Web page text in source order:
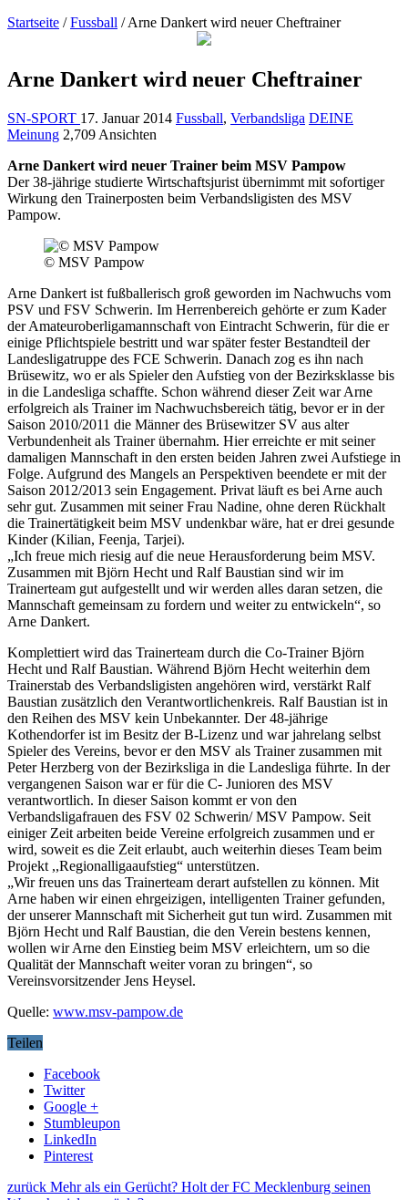
Startseite / Fussball / Arne Dankert wird neuer Cheftrainer
Arne Dankert wird neuer Cheftrainer
SN-SPORT 17. Januar 2014 Fussball, Verbandsliga DEINE
Meinung 2,709 Ansichten
Arne Dankert wird neuer Trainer beim MSV Pampow
Der 38-jährige studierte Wirtschaftsjurist übernimmt mit sofortiger
Wirkung den Trainerposten beim Verbandsligisten des MSV
Pampow.
© MSV Pampow
Arne Dankert ist fußballerisch groß geworden im Nachwuchs vom
PSV und FSV Schwerin. Im Herrenbereich gehörte er zum Kader
der Amateuroberligamannschaft von Eintracht Schwerin, für die er
einige Pflichtspiele bestritt und war später fester Bestandteil der
Landesligatruppe des FCE Schwerin. Danach zog es ihn nach
Brüsewitz, wo er als Spieler den Aufstieg von der Bezirksklasse bis
in die Landesliga schaffte. Schon während dieser Zeit war Arne
erfolgreich als Trainer im Nachwuchsbereich tätig, bevor er in der
Saison 2010/2011 die Männer des Brüsewitzer SV aus alter
Verbundenheit als Trainer übernahm. Hier erreichte er mit seiner
damaligen Mannschaft in den ersten beiden Jahren zwei Aufstiege in
Folge. Aufgrund des Mangels an Perspektiven beendete er mit der
Saison 2012/2013 sein Engagement. Privat läuft es bei Arne auch
sehr gut. Zusammen mit seiner Frau Nadine, ohne deren Rückhalt
die Trainertätigkeit beim MSV undenkbar wäre, hat er drei gesunde
Kinder (Kilian, Feenja, Tarjei).
„Ich freue mich riesig auf die neue Herausforderung beim MSV.
Zusammen mit Björn Hecht und Ralf Baustian sind wir im
Trainerteam gut aufgestellt und wir werden alles daran setzen, die
Mannschaft gemeinsam zu fordern und weiter zu entwickeln“, so
Arne Dankert.
Komplettiert wird das Trainerteam durch die Co-Trainer Björn
Hecht und Ralf Baustian. Während Björn Hecht weiterhin dem
Trainerstab des Verbandsligisten angehören wird, verstärkt Ralf
Baustian zusätzlich den Verantwortlichenkreis. Ralf Baustian ist in
den Reihen des MSV kein Unbekannter. Der 48-jährige
Kothendorfer ist im Besitz der B-Lizenz und war jahrelang selbst
Spieler des Vereins, bevor er den MSV als Trainer zusammen mit
Peter Herzberg von der Bezirksliga in die Landesliga führte. In der
vergangenen Saison war er für die C- Junioren des MSV
verantwortlich. In dieser Saison kommt er von den
Verbandsligafrauen des FSV 02 Schwerin/ MSV Pampow. Seit
einiger Zeit arbeiten beide Vereine erfolgreich zusammen und er
wird, soweit es die Zeit erlaubt, auch weiterhin dieses Team beim
Projekt ,,Regionalligaaufstieg“ unterstützen.
„Wir freuen uns das Trainerteam derart aufstellen zu können. Mit
Arne haben wir einen ehrgeizigen, intelligenten Trainer gefunden,
der unserer Mannschaft mit Sicherheit gut tun wird. Zusammen mit
Björn Hecht und Ralf Baustian, die den Verein bestens kennen,
wollen wir Arne den Einstieg beim MSV erleichtern, um so die
Qualität der Mannschaft weiter voran zu bringen“, so
Vereinsvorsitzender Jens Heysel.
Quelle: www.msv-pampow.de
Teilen
Facebook
Twitter
Google +
Stumbleupon
LinkedIn
Pinterest
zurück Mehr als ein Gerücht? Holt der FC Mecklenburg seinen